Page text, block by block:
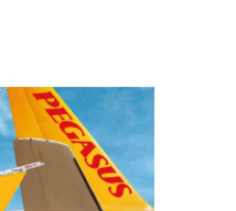
• 05 AĞU 2026
VALI
BEKIR
KONTROL
ZIYARET